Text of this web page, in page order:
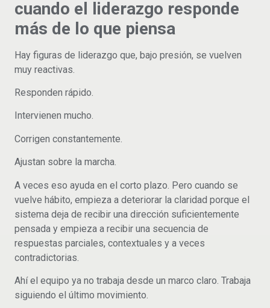
cuando el liderazgo responde
más de lo que piensa
Hay figuras de liderazgo que, bajo presión, se vuelven
muy reactivas.
Responden rápido.
Intervienen mucho.
Corrigen constantemente.
Ajustan sobre la marcha.
A veces eso ayuda en el corto plazo. Pero cuando se
vuelve hábito, empieza a deteriorar la claridad porque el
sistema deja de recibir una dirección suficientemente
pensada y empieza a recibir una secuencia de
respuestas parciales, contextuales y a veces
contradictorias.
Ahí el equipo ya no trabaja desde un marco claro. Trabaja
siguiendo el último movimiento.